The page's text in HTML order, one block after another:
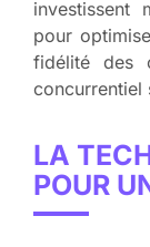
investissent
pour
fidélité des
concurrentiel
LA
POUR